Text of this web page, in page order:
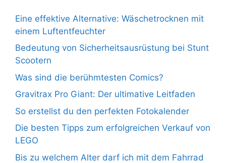
Eine effektive Alternative: Wäschetrocknen mit
einem Luftentfeuchter
Bedeutung von Sicherheitsausrüstung bei Stunt
Scootern
Was sind die berühmtesten Comics?
Gravitrax Pro Giant: Der ultimative Leitfaden
So erstellst du den perfekten Fotokalender
Die besten Tipps zum erfolgreichen Verkauf von
LEGO
Bis zu welchem Alter darf ich mit dem Fahrrad